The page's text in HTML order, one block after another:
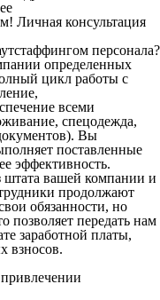
Личная консультация
персонала?
определенных
цикл работы с
всеми
спецодежда,
Вы
поставленные
эффективность.
вашей компании и
продолжают
обязанности, но
позволяет передать нам
заработной платы,
взносов.